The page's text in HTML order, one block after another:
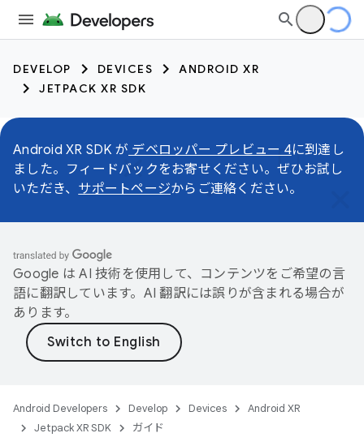
DEVELOP DEVICES
ANDROID XR
JETPACK XR SDK
Android XR SDK が デベロッパー プレビュー 4に到達し
ました。フィードバックをお寄せください。ぜひお試し
いただき、 サポートページからご連絡ください。
Google は AI 技術を使用して、コンテンツをご希望の言
語に翻訳しています。AI 翻訳には誤りが含まれる場合が
あります。
Android Developers Develop Devices
Android XR
Jetpack XR SDK
ガイド